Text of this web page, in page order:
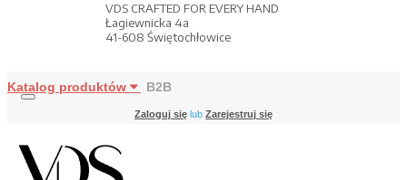
VDS CRAFTED FOR EVERY HAND
Łagiewnicka 4a
41-608 Świętochłowice
Katalog produktów B2B
Zaloguj się lub Zarejestruj się